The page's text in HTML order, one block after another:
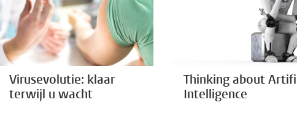
Virusevolutie: klaar
terwijl u wacht
Thinking about
Intelligence